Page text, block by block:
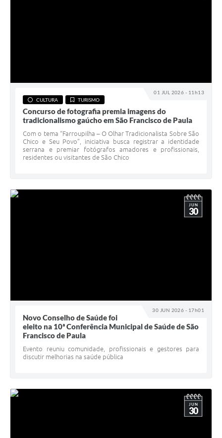
01 JUL 2026 - 11h13
CULTURA TURISMO
Concurso de fotografia premia imagens do
tradicionalismo gaúcho em São Francisco de Paula
Com o tema “Farroupilha – O Olhar Tradicionalista Sobre São
Chico e Seu Povo”, iniciativa busca registrar a identidade
serrana e premiar fotógrafos amadores e profissionais,
residentes ou visitantes de São Chico
30 JUN 2026 - 17h01
JUN
30
Novo Conselho de Saúde foi
eleito na 10ª Conferência Municipal de Saúde de São
Francisco de Paula
Evento reuniu comunidade, profissionais e gestores para
discutir melhorias na saúde pública
JUN
30